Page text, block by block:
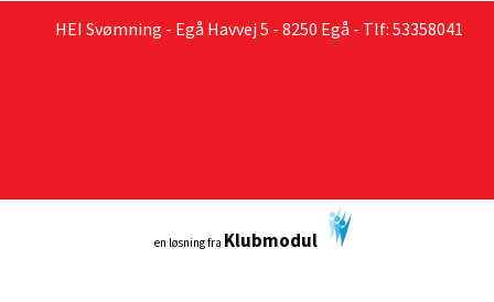
HEI Svømning - Egå Havvej 5 - 8250 Egå - Tlf: 53358041
en løsning fra Klubmodul